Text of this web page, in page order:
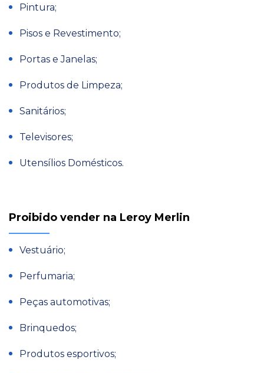
Pintura;
Pisos e Revestimento;
Portas e Janelas;
Produtos de Limpeza;
Sanitários;
Televisores;
Utensílios Domésticos.
Proibido vender na Leroy Merlin
Vestuário;
Perfumaria;
Peças automotivas;
Brinquedos;
Produtos esportivos;